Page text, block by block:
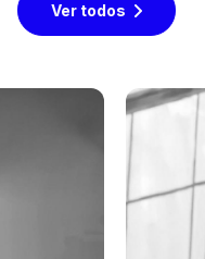
Ver todos